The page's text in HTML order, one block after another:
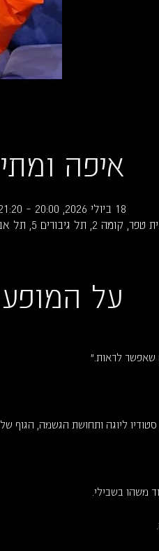
איפה ומתי
18 ביולי 2026, 20:00 – 21:20
5, תל אביב-יפו, 6810519, ישראל
על המופע
שאפשר לראות."
סטודיו ליוגה ותחושת הגשמה, הגוף
משהו בשבילי.